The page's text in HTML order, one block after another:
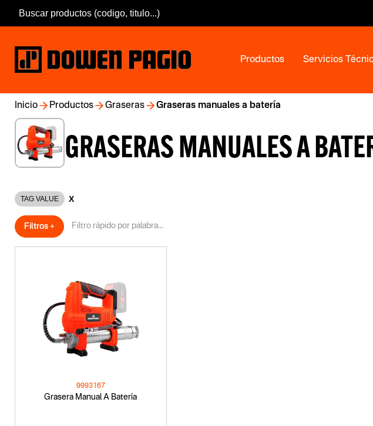
Productos Servicios
Inicio Productos Graseras Graseras manuales a batería
GRASERAS MANUALES A
TAG VALUE X
Filtros +
Grasera Manual A Batería
9993167